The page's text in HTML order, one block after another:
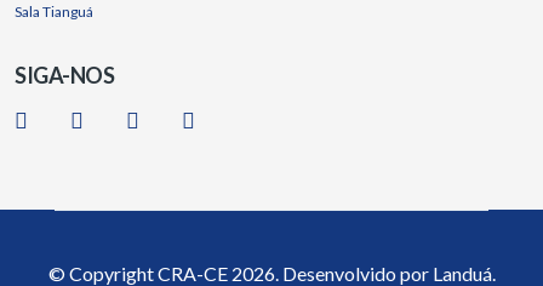
Sala Tianguá
SIGA-NOS
© CopyrightCRA-CE2026. Desenvolvido por Landuá.